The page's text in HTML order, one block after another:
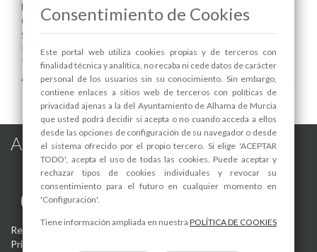
Educación
Cultura y Patrimonio
Salud
Infraestructuras y Servicios Públicos
Turismo
Agricultura y Ganadería
Alhama de Murcia en las Redes
Registro de actividades de tratamiento -Aviso Legal-Política de
Privacidad
Consentimiento de Cookies
Este portal web utiliza cookies propias y de terceros con
finalidad técnica y analítica, no recaba ni cede datos de carácter
personal de los usuarios sin su conocimiento. Sin embargo,
contiene enlaces a sitios web de terceros con políticas de
privacidad ajenas a la del Ayuntamiento de Alhama de Murcia
que usted podrá decidir si acepta o no cuando acceda a ellos
desde las opciones de configuración de su navegador o desde
el sistema ofrecido por el propio tercero. Si elige 'ACEPTAR
TODO', acepta el uso de todas las cookies. Puede aceptar y
rechazar tipos de cookies individuales y revocar su
consentimiento para el futuro en cualquier momento en
'Configuración'.
Tiene información ampliada en nuestra POLÍTICA DE COOKIES